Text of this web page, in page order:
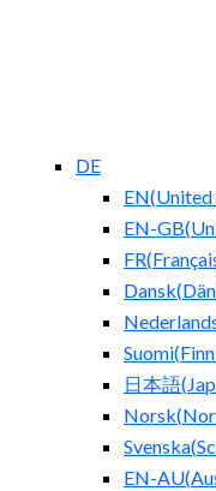
DE
EN(United
EN-GB(
FR(
Dansk(
Suomi(
日本語(
Norsk(
Svenska(
EN-AU(